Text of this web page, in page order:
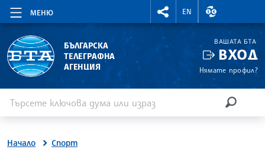
МЕНЮ
RIGHTMENU.SOCIAL
EN
ВАЛУТНИ
БЪЛГАРСКА
ТЕЛЕГРАФНА
АГЕНЦИЯ
ВАШАТА БТА
ВХОД
Нямате профил?
Начало Спорт